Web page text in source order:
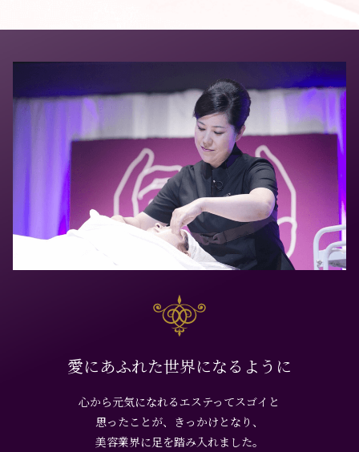
愛にあふれた世界になるように
心から元気になれるエステってスゴイと
思ったことが、きっかけとなり、
美容業界に足を踏み入れました。